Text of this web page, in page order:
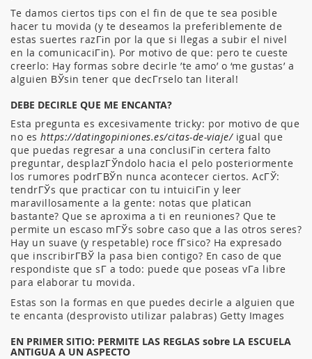
Te damos ciertos tips con el fin de que te sea posible
hacer tu movida (y te deseamos la preferiblemente de
estas suertes razГіn por la que si llegas a subir el nivel
en la comunicaciГіn). Por motivo de que: pero te cueste
creerlo: Hay formas sobre decirle ’te amo’ o ‘me gustas’ a
alguien ВЎsin tener que decГ­rselo tan literal!
DEBE DECIRLE QUE ME ENCANTA?
Esta pregunta es excesivamente tricky: por motivo de que
no es https://datingopiniones.es/citas-de-viaje/igual que
que puedas regresar a una conclusiГіn certera falto
preguntar, desplazГЎndolo hacia el pelo posteriormente
los rumores podrГ­ВЎn nunca acontecer ciertos. AcГЎ:
tendrГЎs que practicar con tu intuiciГіn y leer
maravillosamente a la gente: notas que platican
bastante? Que se aproxima a ti en reuniones? Que te
permite un escaso mГЎs sobre caso que a las otros seres?
Hay un suave (y respetable) roce fГ­sico? Ha expresado
que inscribirГ­ВЎ la pasa bien contigo? En caso de que
respondiste que sГ­ a todo: puede que poseas vГ­a libre
para elaborar tu movida.
Estas son la formas en que puedes decirle a alguien que
te encanta (desprovisto utilizar palabras) Getty Images
EN PRIMER SITIO: PERMITE LAS REGLAS sobre LA ESCUELA
ANTIGUA A UN ASPECTO